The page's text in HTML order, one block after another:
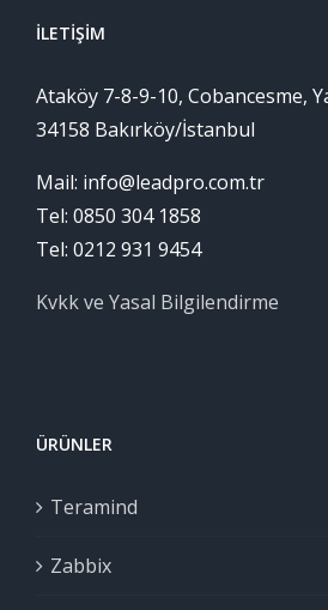
İLETIŞIM
Ataköy 7-8-9-10, Cobancesme,
34158 Bakırköy/İstanbul
Mail: info@leadpro.com.tr
Tel: 0850 304 1858
Tel: 0212 931 9454
Kvkk ve Yasal Bilgilendirme
ÜRÜNLER
Teramind
Zabbix